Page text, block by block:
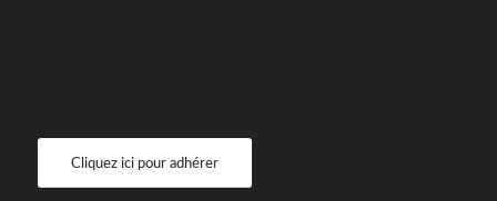
Cliquez ici pour adhérer